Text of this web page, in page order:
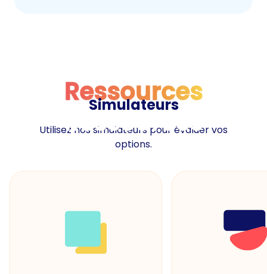
Ressources
Ressources
Simulateurs
Utilisez nos simulateurs pour évaluer vos
options.